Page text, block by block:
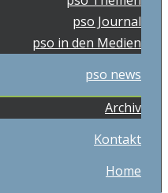
pso Journal
pso in den Medien
pso news
Archiv
Kontakt
Home